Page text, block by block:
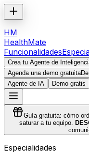
HM
HealthMate
Funcionalidades
Crea tu Agente de
Agenda una demo gratuita
Agente de IA
Demo gratis
Guía gratuita: cómo
saturar a tu equipo.
Especialidades